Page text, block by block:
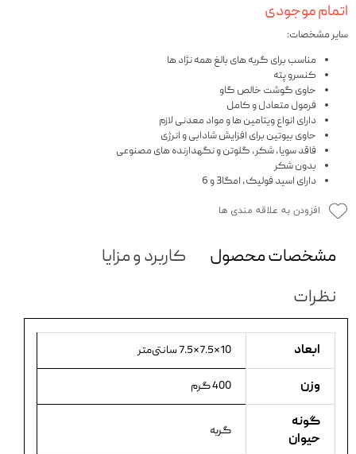
اتمام موجودی
سایر مشخصات:
مناسب برای گربه های بالغ همه نژاد ها
کنسرو پته
حاوی گوشت خالص گاو
فرمول متعادل و کامل
دارای انواع ویتامین ها و مواد معدنی لازم
حاوی بیوتین برای افزایش شادابی و انرژی
فاقد سویا، شکر، گلوتن و نگهدارنده های مصنوعی
بدون شکر
دارای اسید فولیک، امگا3 و 6
افزودن به علاقه مندی ها
مشخصات محصول
کاربرد و مزایا
نظرات
ابعاد 10×7.5×7.5 سانتی‌متر
وزن 400 گرم
گونه
حیوان
گربه